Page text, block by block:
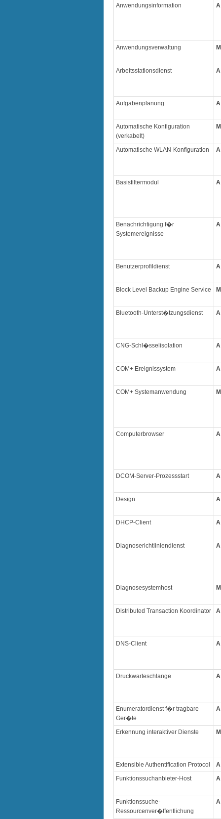
Anwendungsinformation A
Anwendungsverwaltung M
Arbeitsstationsdienst A
Aufgabenplanung A
Automatische Konfiguration
(verkabelt)
M
Automatische WLAN-Konfiguration A
Basisfiltermodul A
Benachrichtigung f�r
Systemereignisse
A
Benutzerprofildienst A
Block Level Backup Engine Service M
Bluetooth-Unterst�tzungsdienst A
CNG-Schl�sselisolation A
COM+ Ereignissystem A
COM+ Systemanwendung M
Computerbrowser A
DCOM-Server-Prozessstart A
Design A
DHCP-Client A
Diagnoserichtliniendienst A
Diagnosesystemhost M
Distributed Transaction Koordinator A
DNS-Client A
Druckwarteschlange A
Enumeratordienst f�r tragbare
Ger�te
A
Erkennung interaktiver Dienste M
Extensible Authentification Protocol
A
Funktionssuchanbieter-Host
A
Funktionssuche-
Ressourcenver�ffentlichung
A